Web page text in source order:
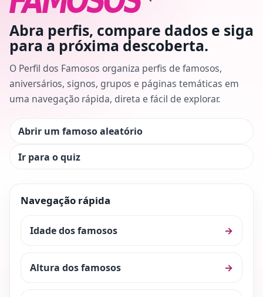
Abra perfis, compare dados e siga
para a próxima descoberta.
O Perfil dos Famosos organiza perfis de famosos,
aniversários, signos, grupos e páginas temáticas em
uma navegação rápida, direta e fácil de explorar.
Abrir um famoso aleatório
Ir para o quiz
Navegação rápida
Idade dos famosos →
Altura dos famosos →